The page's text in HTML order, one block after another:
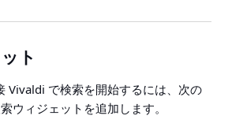
ト
Vivaldi で検索を開始するには、次の
ウィジェットを追加します。